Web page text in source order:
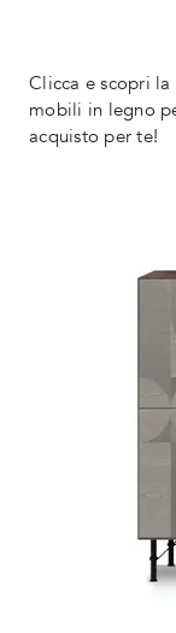
Clicca e scopri la
mobili in legno
acquisto per te!